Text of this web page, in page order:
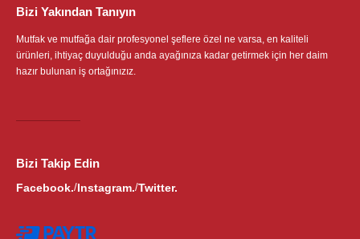
Bizi Yakından Tanıyın
Mutfak ve mutfağa dair profesyonel şeflere özel ne varsa, en kaliteli
ürünleri, ihtiyaç duyulduğu anda ayağınıza kadar getirmek için her daim
hazır bulunan iş ortağınızız.
Bizi Takip Edin
Facebook./Instagram./Twitter.